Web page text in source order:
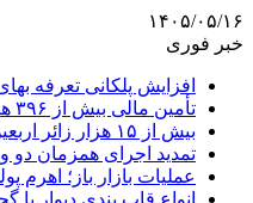
۱۴۰۵/۰۵/۱۶
خبر فوری
افزایش پلکانی تعرفه
تأمین مالی بیش از ۳۹۶ هزار واحد نهضت ملی توسط بانک مسکن
بیش از ۱۵ هزار زائر اربعین به البرز بازگشتند
تمدید اجرای همزمان دو ویرایش مبحث ۱۹ مقررات
عملیات بازار باز؛ اهرم
انواع قاب بندی دیوار